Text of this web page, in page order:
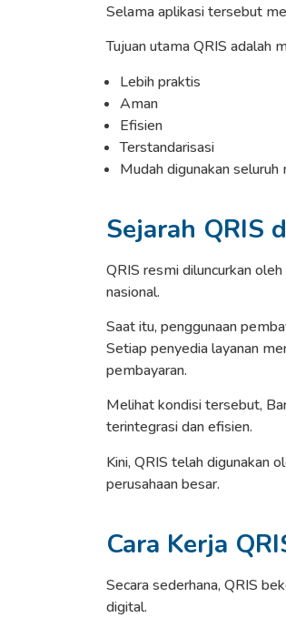
Selama aplikasi tersebut
Tujuan utama QRIS adalah
Lebih praktis
Aman
Efisien
Terstandarisasi
Mudah digunakan
Sejarah QRIS
QRIS resmi diluncurkan
nasional.
Saat itu, penggunaan
Setiap penyedia layanan
pembayaran.
Melihat kondisi tersebut,
terintegrasi dan efisien.
Kini, QRIS telah digunakan
perusahaan besar.
Cara Kerja
Secara sederhana, QRIS
digital.